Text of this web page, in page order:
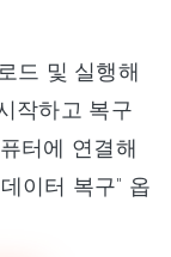
드 및 실행해
작하고 복구
터에 연결해
이터 복구" 옵